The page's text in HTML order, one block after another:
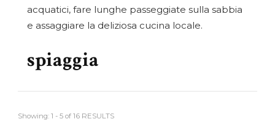
acquatici, fare lunghe passeggiate sulla sabbia
e assaggiare la deliziosa cucina locale.
spiaggia
Showing: 1 - 5 of 16 RESULTS